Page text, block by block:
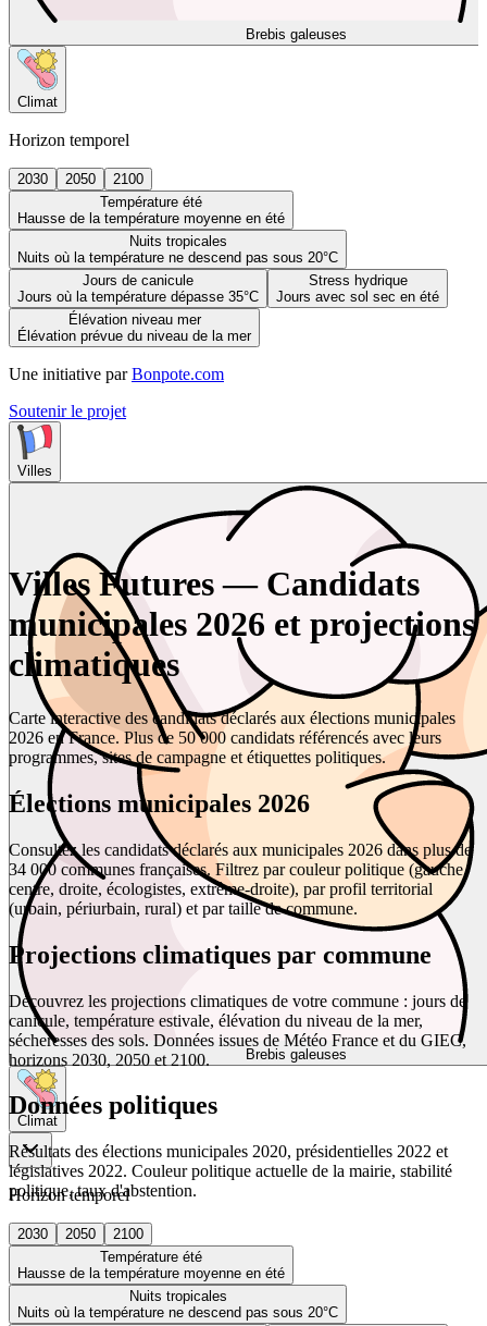
Brebis galeuses
Climat
Horizon temporel
2030 2050
2100
Température été
Hausse de la température moyenne en été
Nuits tropicales
Nuits où la température ne descend pas sous 20°C
Jours de canicule
Jours où la température dépasse 35°C
Stress hydrique
Jours avec sol sec en été
Élévation niveau mer
Élévation prévue du niveau de la mer
Une initiative par Bonpote.com
Soutenir le projet
Villes
Brebis galeuses
Climat
Horizon temporel
2030 2050
2100
Température été
Hausse de la température moyenne en été
Nuits tropicales
Nuits où la température ne descend pas sous 20°C
Villes Futures — Candidats
municipales 2026 et projections
climatiques
Carte interactive des candidats déclarés aux élections municipales
2026 en France. Plus de 50 000 candidats référencés avec leurs
programmes, sites de campagne et étiquettes politiques.
Élections municipales 2026
Consultez les candidats déclarés aux municipales 2026 dans plus de
34 000 communes françaises. Filtrez par couleur politique (gauche,
centre, droite, écologistes, extrême-droite), par profil territorial
(urbain, périurbain, rural) et par taille de commune.
Projections climatiques par commune
Découvrez les projections climatiques de votre commune : jours de
canicule, température estivale, élévation du niveau de la mer,
sécheresses des sols. Données issues de Météo France et du GIEC,
horizons 2030, 2050 et 2100.
Données politiques
Résultats des élections municipales 2020, présidentielles 2022 et
législatives 2022. Couleur politique actuelle de la mairie, stabilité
politique, taux d'abstention.